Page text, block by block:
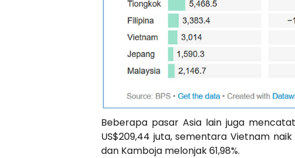
Beberapa pasar Asia lain juga
US$209,44 juta, sementara Vietnam naik
dan Kamboja melonjak 61,98%.